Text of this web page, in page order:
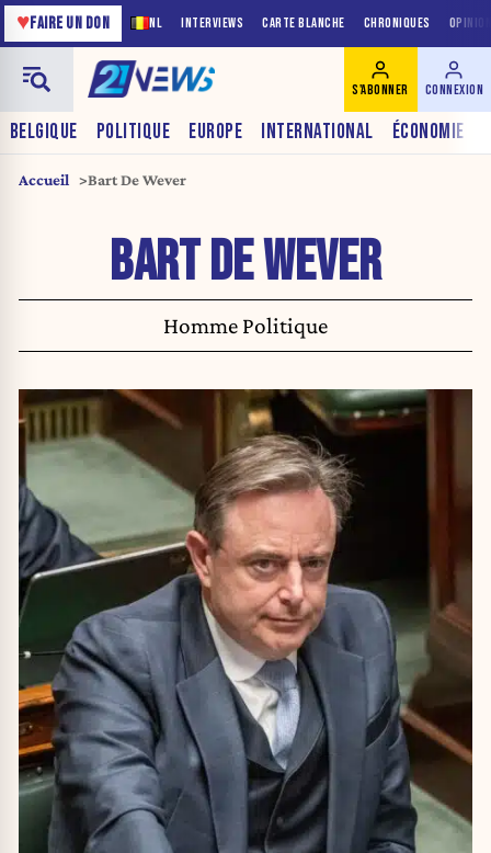
NL INTERVIEWS CARTE BLANCHE CHRONIQUES
♥FAIRE UN DON
BELGIQUE POLITIQUE EUROPE INTERNATIONAL ÉCONOMIE
S'ABONNER CONNEXION
Accueil Bart De Wever
BART DE WEVER
Homme Politique